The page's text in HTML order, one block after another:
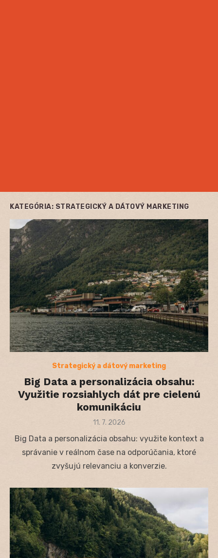
KATEGÓRIA: STRATEGICKÝ A DÁTOVÝ MARKETING
Strategický a dátový marketing
Big Data a personalizácia obsahu:
Využitie rozsiahlych dát pre cielenú
komunikáciu
Posted
11. 7. 2026
Big Data a personalizácia obsahu: využite kontext a
správanie v reálnom čase na odporúčania, ktoré
zvyšujú relevanciu a konverzie.